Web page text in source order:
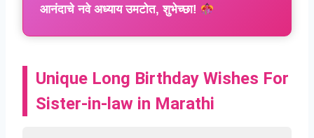
आनंदाचे नवे अध्याय उमटोत, शुभेच्छा!
Unique Long Birthday Wishes For
Sister-in-law in Marathi